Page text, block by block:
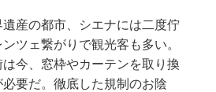
遺産の都市、シエナには二度佇
ツェ繋がりで観光客も多い。
今、窓枠やカーテンを取り換
要だ。徹底した規制のお陰